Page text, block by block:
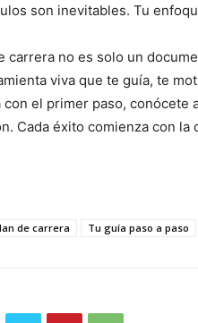
son inevitables. Tu
carrera no es solo un
viva que te guía, te
el primer paso,
Cada éxito comienza con
de carrera Tu guía paso a paso